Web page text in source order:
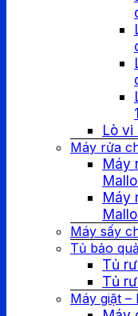
Lò vi
Máy rửa
Máy
Máy
Máy sấy
Tủ bảo
Tủ
Tủ
Máy giặt –